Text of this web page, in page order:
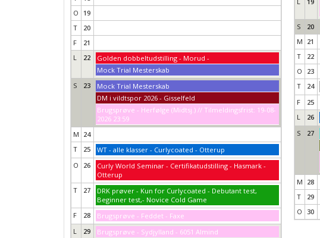
O
19
T
20
F
21
L
22
Golden dobbeltudstilling - Morud -
Mock Trial Mesterskab
S
23
Mock Trial Mesterskab
DM i vildtspor 2026 - Gisselfeld
Brugsprøve - Herfølge (Midtsj.) // Tilmeldingsfrist: 19-08-
2026 23:59
M 24
T
25
WT - alle klasser - Curlycoated - Otterup
O
26
Curly World Seminar - Certifikatudstilling - Hasmark -
Otterup
T
27
DRK prøver - Kun for Curlycoated - Debutant test,
Beginner test,- Novice Cold Game
F
28
Brugsprøve - Feddet - Faxe
L
29
Brugsprøve - Sydjylland - 6051 Almind
S
20
M 21
T
22
O
23
T
24
F
25
L
26
S
27
M 28
T
29
O 30